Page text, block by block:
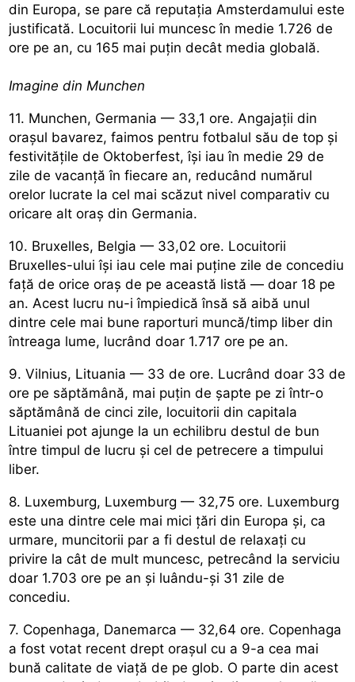
din Europa, se pare că reputația Amsterdamului este
justificată. Locuitorii lui muncesc în medie 1.726 de
ore pe an, cu 165 mai puțin decât media globală.
Imagine din Munchen
11. Munchen, Germania — 33,1 ore. Angajații din
orașul bavarez, faimos pentru fotbalul său de top și
festivitățile de Oktoberfest, își iau în medie 29 de
zile de vacanță în fiecare an, reducând numărul
orelor lucrate la cel mai scăzut nivel comparativ cu
oricare alt oraș din Germania.
10. Bruxelles, Belgia — 33,02 ore. Locuitorii
Bruxelles-ului își iau cele mai puține zile de concediu
față de orice oraș de pe această listă — doar 18 pe
an. Acest lucru nu-i împiedică însă să aibă unul
dintre cele mai bune raporturi muncă/timp liber din
întreaga lume, lucrând doar 1.717 ore pe an.
9. Vilnius, Lituania — 33 de ore. Lucrând doar 33 de
ore pe săptămână, mai puțin de șapte pe zi într-o
săptămână de cinci zile, locuitorii din capitala
Lituaniei pot ajunge la un echilibru destul de bun
între timpul de lucru și cel de petrecere a timpului
liber.
8. Luxemburg, Luxemburg — 32,75 ore. Luxemburg
este una dintre cele mai mici țări din Europa și, ca
urmare, muncitorii par a fi destul de relaxați cu
privire la cât de mult muncesc, petrecând la serviciu
doar 1.703 ore pe an și luându-și 31 zile de
concediu.
7. Copenhaga, Danemarca — 32,64 ore. Copenhaga
a fost votat recent drept orașul cu a 9-a cea mai
bună calitate de viață de pe glob. O parte din acest